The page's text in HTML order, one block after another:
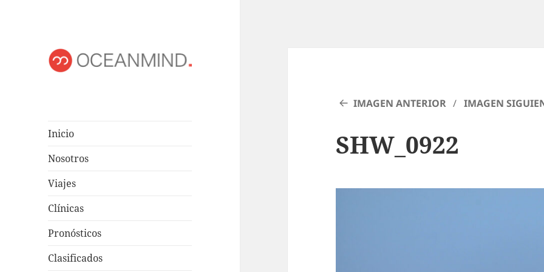
Inicio
Nosotros
Viajes
Clínicas
Pronósticos
Clasificados
IMAGEN ANTERIOR IMAGEN
SHW_0922